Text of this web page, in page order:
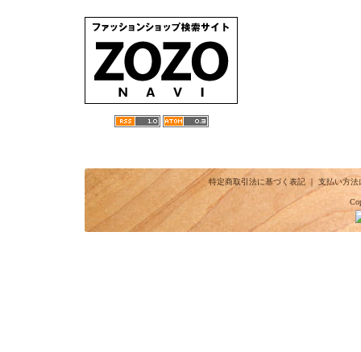
特定商取引法に基づく表記｜ 支払い方法